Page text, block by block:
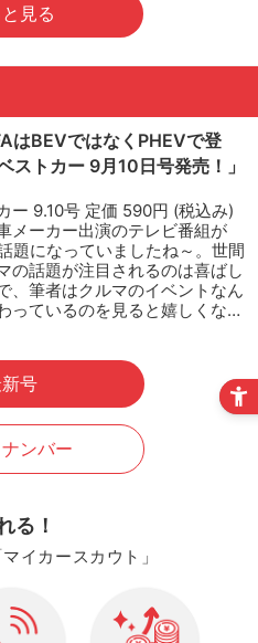
見る
はBEVではなくPHEVで登
ストカー 9月10日号発売！」
ー 9.10号 定価 590円 (税込み)
メーカー出演のテレビ番組が
題になっていましたね～。世間
の話題が注目されるのは喜ばし
、筆者はクルマのイベントなん
っているのを見ると嬉しくな…
号
ンバー
る！
イカースカウト」